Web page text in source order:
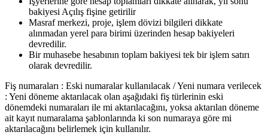
bakiyesi Açılış fişine getirilir
Masraf merkezi, proje, işlem dövizi bilgileri dikkate
alınmadan yerel para birimi üzerinden hesap bakiyeleri
devredilir.
Bir muhasebe hesabının toplam bakiyesi tek bir işlem satırı
olarak devredilir.
Fiş numaraları : Eski numaralar kullanılacak / Yeni numara verilecek
: Yeni döneme aktarılacak olan aşağıdaki fiş türlerinin eski
dönemdeki numaraları ile mi aktarılacağını, yoksa aktarılan döneme
ait kayıt numaralama şablonlarında ki son numaraya göre mi
aktarılacağını belirlemek için kullanılır.